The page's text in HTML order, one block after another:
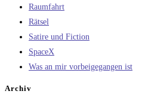
Raumfahrt
Rätsel
Satire und Fiction
SpaceX
Was an mir vorbeigegangen ist
Archiv